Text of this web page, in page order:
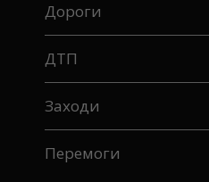
Дороги
ДТП
Заходи
Перемоги